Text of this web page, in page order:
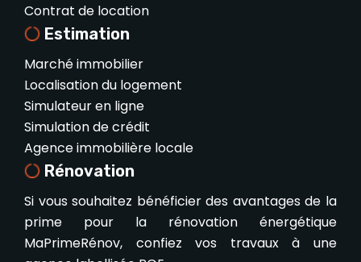
Contrat de location
Estimation
Marché immobilier
Localisation du logement
Simulateur en ligne
Simulation de crédit
Agence immobilière locale
Rénovation
Si vous souhaitez bénéficier des avantages de la
prime pour la rénovation énergétique
MaPrimeRénov, confiez vos travaux à une